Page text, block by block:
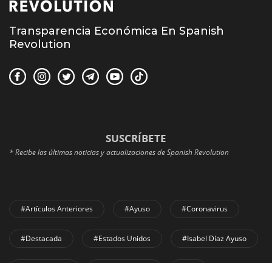
Transparencia Económica En Spanish
Revolution
SUSCRÍBETE
* Recibe las últimas noticias y actualizaciones de Spanish Revolution
#Artículos Anteriores #Ayuso #coronavirus
#Destacada #Estados Unidos #Isabel Díaz Ayuso